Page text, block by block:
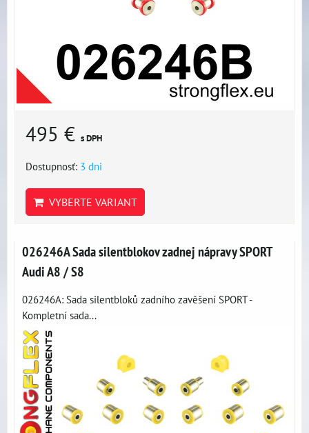
495 € s DPH
Dostupnosť: 3 dni
VYBERTE VARIANT
026246A Sada silentblokov zadnej nápravy SPORT
Audi A8 / S8
026246A: Sada silentbloků zadního zavěšení SPORT -
Kompletní sada...